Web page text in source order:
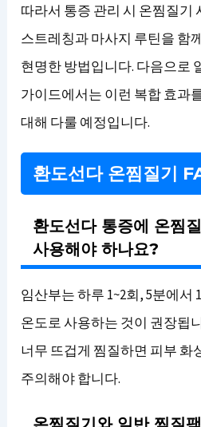
따라서 통증 관리 시 온찜질기
스트레칭과 마사지 루틴을 함
현명한 방법입니다. 다음으로
가이드에서는 이런 복합 효과
대해 다룰 예정입니다.
환도선다 온찜질기
환도선다 통증에 온찜
사용해야 하나요?
임산부는 하루 1~2회, 5분에서
온도로 사용하는 것이 권장됩
너무 뜨겁게 찜질하면 피부 화
주의해야 합니다.